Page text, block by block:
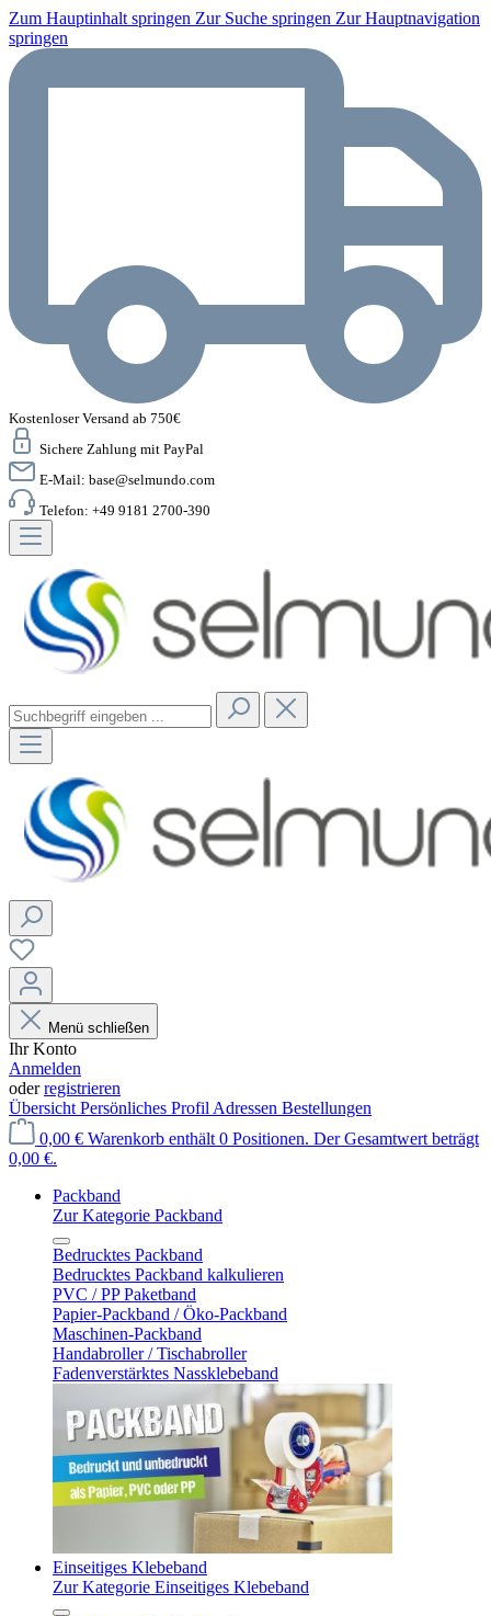
Zum Hauptinhalt springen Zur Suche springen Zur Hauptnavigation
springen
Kostenloser Versand ab 750€
Sichere Zahlung mit PayPal
E-Mail: base@selmundo.com
Telefon: +49 9181 2700-390
Menü schließen
Ihr Konto
Anmelden
oderregistrieren
Übersicht Persönliches Profil Adressen Bestellungen
0,00 € Warenkorb enthält 0 Positionen. Der Gesamtwert beträgt
0,00 €.
Packband
Zur Kategorie Packband
Bedrucktes Packband
Bedrucktes Packband kalkulieren
PVC / PP Paketband
Papier-Packband / Öko-Packband
Maschinen-Packband
Handabroller / Tischabroller
Fadenverstärktes Nassklebeband
Einseitiges Klebeband
Zur Kategorie Einseitiges Klebeband